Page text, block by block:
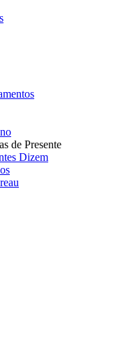
de Presente
Dizem